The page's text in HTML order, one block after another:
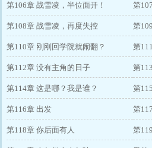
第106章 战雪凌，半位面开！ 第
第108章 战雪凌，再度失控 第
第110章 刚刚回学院就闹翻？ 第
第112章 没有主角的日子 第
吧
第114章 这是哪？我是谁？ 第
第116章 出发 第
第118章 你后面有人 第